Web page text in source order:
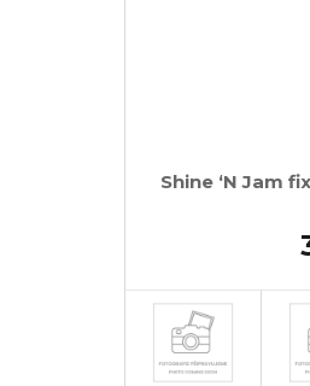
Shine ‘N Jam